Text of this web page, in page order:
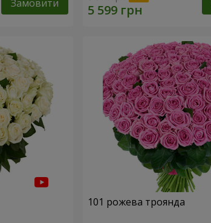
Замовити
101 рожева троянда